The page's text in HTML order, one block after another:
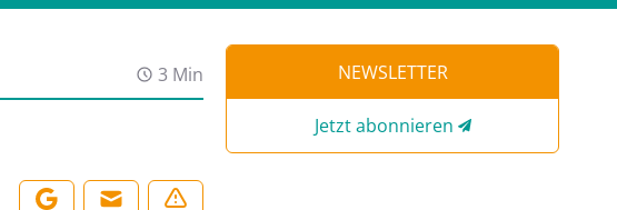
3 Min NEWSLETTER
Jetzt abonnieren